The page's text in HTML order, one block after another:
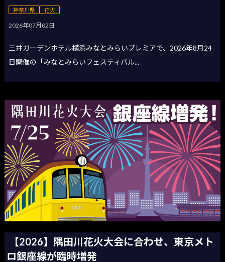
神奈川県 花火
2026年07月02日
三井ガーデンホテル横浜みなとみらいプレミアで、2026年8月24
日開催の「みなとみらいフェスティバル...
【2026】隅田川花火大会に合わせ、東京メト
ロ銀座線が臨時増発